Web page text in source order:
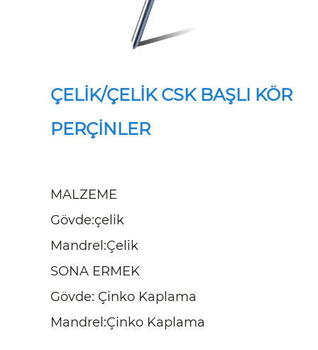
ÇELİK/ÇELİK CSK BAŞLI KÖR
PERÇİNLER
MALZEME
Gövde:çelik
Mandrel:Çelik
SONA ERMEK
Gövde: Çinko Kaplama
Mandrel:Çinko Kaplama